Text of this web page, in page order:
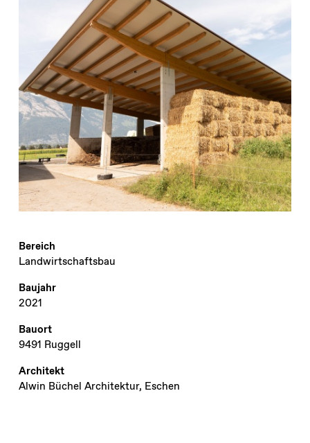
Bereich
Landwirtschaftsbau
Baujahr
2021
Bauort
9491 Ruggell
Architekt
Alwin Büchel Architektur, Eschen